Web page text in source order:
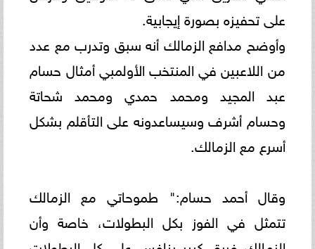
على تحفيزه بصورة إيجابية.
وأوضح مدافع الزمالك أنه سبق وتدرب مع عدد
من اللاعبين في المنتخب الأولمبي أمثال حسام
عبد المجيد ومحمد حمدي ومحمد شحاتة
وحسام أشرف وسيساعدونه على التأقلم بشكل
أسرع مع الزمالك.
وقال أحمد حسام:" طموحاتي مع الزمالك
تتمثل في الفوز بكل البطولات، خاصة وأن